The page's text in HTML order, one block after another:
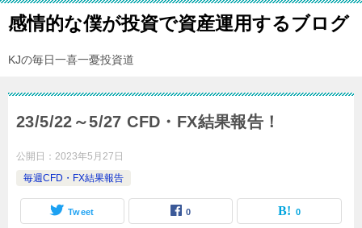
感情的な僕が投資で資産運用するブログ
KJの毎日一喜一憂投資道
23/5/22～5/27 CFD・FX結果報告！
公開日： 2023年5月27日
毎週CFD・FX結果報告
Tweet 0 0